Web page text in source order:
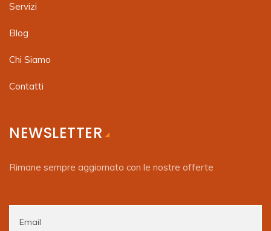
Servizi
Blog
Chi Siamo
Contatti
NEWSLETTER
Rimane sempre aggiornato con le nostre offerte